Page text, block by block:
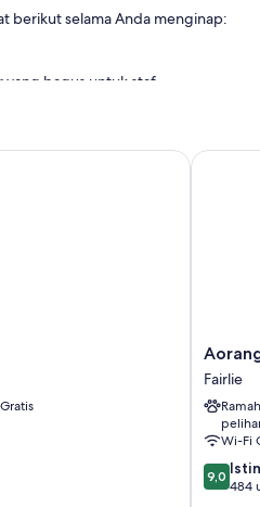
berikut selama Anda menginap:
yang bagus untuk staf
perabotan berbeda-beda dan
pemanggang roti
Aorangi
Motel
Fairlie
Fairlie
Wi-Fi
9.0
dari
9,0
484
Aorangi